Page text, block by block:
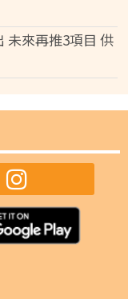
未來再推3項目 供